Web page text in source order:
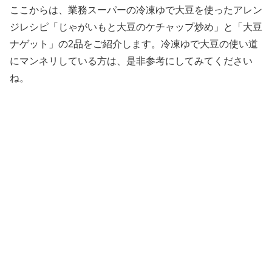
ここからは、業務スーパーの冷凍ゆで大豆を使ったアレン
ジレシピ「じゃがいもと大豆のケチャップ炒め」と「大豆
ナゲット」の2品をご紹介します。冷凍ゆで大豆の使い道
にマンネリしている方は、是非参考にしてみてください
ね。